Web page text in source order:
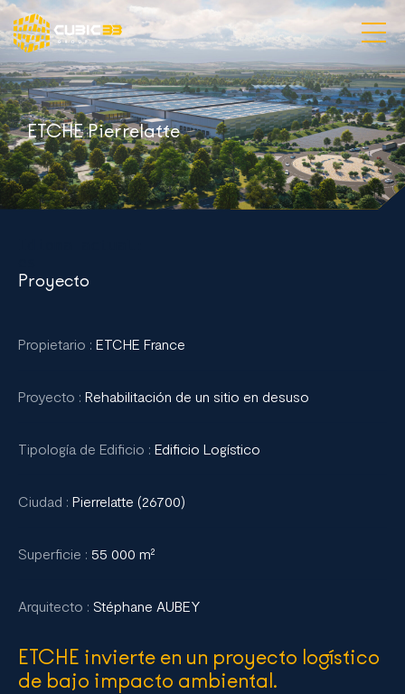
ETCHE Pierrelatte
Proyecto
Propietario : ETCHE France
Proyecto : Rehabilitación de un sitio en desuso
Tipología de Edificio : Edificio Logístico
Ciudad : Pierrelatte (26700)
Superficie : 55 000 m²
Arquitecto : Stéphane AUBEY
ETCHE invierte en un proyecto logístico
de bajo impacto ambiental.
Visión y Desafíos
Servicios y especialidades
Proyectos
Español